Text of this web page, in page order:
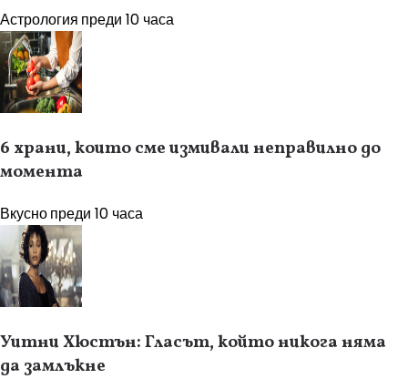
Астрология преди 10 часа
6 храни, които сме измивали неправилно до
момента
Вкуснопреди 10 часа
Уитни Хюстън: Гласът, който никога няма
да замлъкне